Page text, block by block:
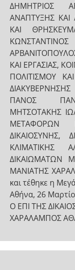
ΔΗΜΗΤΡΙΟΣ
ΑΝΑΠΤΥΞΗΣ ΚΑΙ
ΚΑΙ
ΚΑΙ ΕΡΓΑΣΙΑΣ,
ΠΟΛΙΤΙΣΜΟΥ
ΠΑΝΟΣ
ΜΗΤΣΟΤΑΚΗΣ
ΜΕΤΑΦΟΡΩΝ
ΔΙΚΑΙΟΣΥΝΗΣ,
ΚΛΙΜΑΤΙΚΗΣ
ΔΙΚΑΙΩΜΑΤΩΝ
ΜΑΝΙΑΤΗΣ
και τέθηκε η
Αθήνα, 26
Ο ΕΠΙ ΤΗΣ
ΧΑΡΑΛΑΜΠΟΣ